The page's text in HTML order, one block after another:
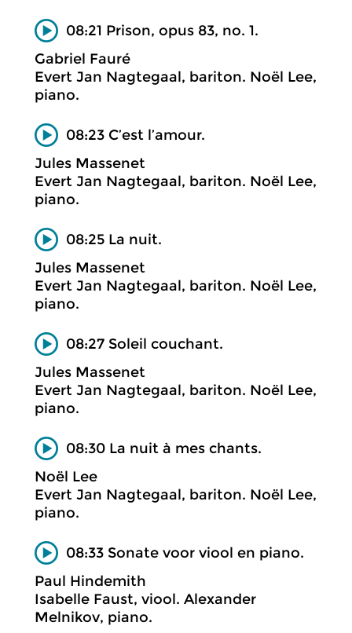
08:21 Prison, opus 83, no. 1.
Gabriel Fauré
Evert Jan Nagtegaal, bariton. Noël Lee,
piano.
08:23 C’est l’amour.
Jules Massenet
Evert Jan Nagtegaal, bariton. Noël Lee,
piano.
08:25 La nuit.
Jules Massenet
Evert Jan Nagtegaal, bariton. Noël Lee,
piano.
08:27 Soleil couchant.
Jules Massenet
Evert Jan Nagtegaal, bariton. Noël Lee,
piano.
08:30 La nuit à mes chants.
Noël Lee
Evert Jan Nagtegaal, bariton. Noël Lee,
piano.
08:33 Sonate voor viool en piano.
Paul Hindemith
Isabelle Faust, viool. Alexander
Melnikov, piano.